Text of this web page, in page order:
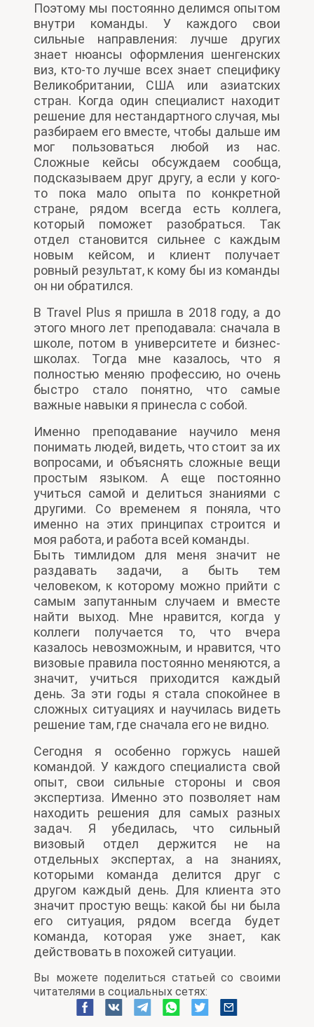
Поэтому мы постоянно делимся опытом
внутри команды. У каждого свои
сильные направления: лучше других
знает нюансы оформления шенгенских
виз, кто-то лучше всех знает специфику
Великобритании, США или азиатских
стран. Когда один специалист находит
решение для нестандартного случая, мы
разбираем его вместе, чтобы дальше им
мог пользоваться любой из нас.
Сложные кейсы обсуждаем сообща,
подсказываем друг другу, а если у кого-
то пока мало опыта по конкретной
стране, рядом всегда есть коллега,
который поможет разобраться. Так
отдел становится сильнее с каждым
новым кейсом, и клиент получает
ровный результат, к кому бы из команды
он ни обратился.
В Travel Plus я пришла в 2018 году, а до
этого много лет преподавала: сначала в
школе, потом в университете и бизнес-
школах. Тогда мне казалось, что я
полностью меняю профессию, но очень
быстро стало понятно, что самые
важные навыки я принесла с собой.
Именно преподавание научило меня
понимать людей, видеть, что стоит за их
вопросами, и объяснять сложные вещи
простым языком. А еще постоянно
учиться самой и делиться знаниями с
другими. Со временем я поняла, что
именно на этих принципах строится и
моя работа, и работа всей команды.
Быть тимлидом для меня значит не
раздавать задачи, а быть тем
человеком, к которому можно прийти с
самым запутанным случаем и вместе
найти выход. Мне нравится, когда у
коллеги получается то, что вчера
казалось невозможным, и нравится, что
визовые правила постоянно меняются, а
значит, учиться приходится каждый
день. За эти годы я стала спокойнее в
сложных ситуациях и научилась видеть
решение там, где сначала его не видно.
Сегодня я особенно горжусь нашей
командой. У каждого специалиста свой
опыт, свои сильные стороны и своя
экспертиза. Именно это позволяет нам
находить решения для самых разных
задач. Я убедилась, что сильный
визовый отдел держится не на
отдельных экспертах, а на знаниях,
которыми команда делится друг с
другом каждый день. Для клиента это
значит простую вещь: какой бы ни была
его ситуация, рядом всегда будет
команда, которая уже знает, как
действовать в похожей ситуации.
Вы можете поделиться статьей со своими
читателями в социальных сетях: